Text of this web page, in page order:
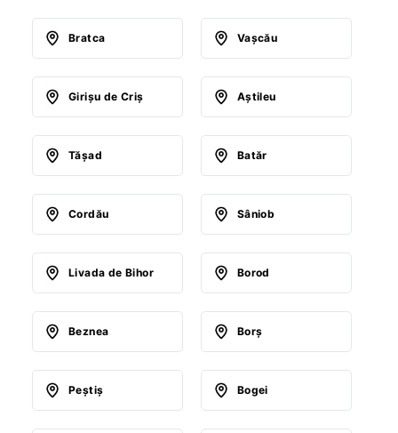
Bratca Vaşcău
Girişu de Criş Aştileu
Tăşad Batăr
Cordău Sâniob
Livada de Bihor Borod
Beznea Borş
Peştiş Bogei